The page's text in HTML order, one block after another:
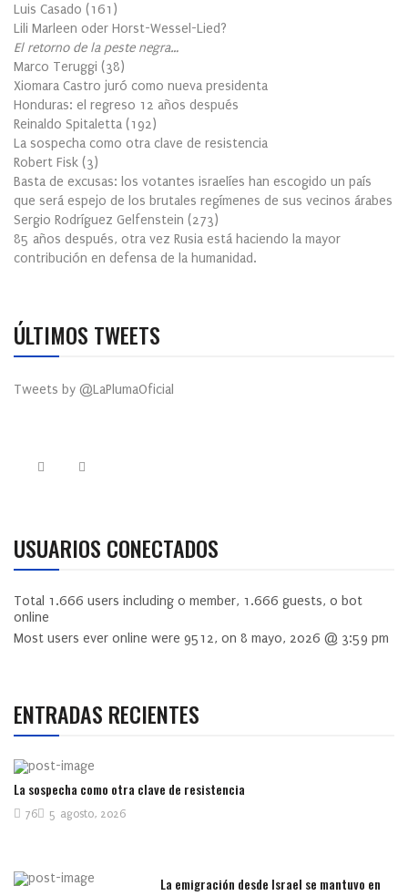
Luis Casado (161 )
Lili Marleen oder Horst-Wessel-Lied?
El retorno de la peste negra…
Marco Teruggi (38)
Xiomara Castro juró como nueva presidenta
Honduras: el regreso 12 años después
Reinaldo Spitaletta (192)
La sospecha como otra clave de resistencia
Robert Fisk (3)
Basta de excusas: los votantes israelíes han escogido un país
que será espejo de los brutales regímenes de sus vecinos árabes
Sergio Rodríguez Gelfenstein (273)
85 años después, otra vez Rusia está haciendo la mayor
contribución en defensa de la humanidad.
ÚLTIMOS TWEETS
Tweets by @LaPlumaOficial
USUARIOS CONECTADOS
Total 1.666 users including 0 member, 1.666 guests, 0 bot
online
Most users ever online were 9512, on 8 mayo, 2026 @ 3:59 pm
ENTRADAS RECIENTES
La sospecha como otra clave de resistencia
5 agosto, 2026
76
La emigración desde Israel se mantuvo en